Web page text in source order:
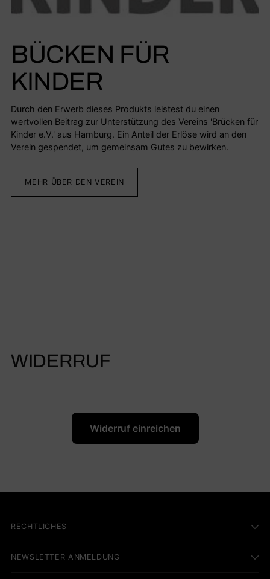
BÜCKEN FÜR
KINDER
Durch den Erwerb dieses Produkts leistest du einen
wertvollen Beitrag zur Unterstützung des Vereins 'Brücken für
Kinder e.V.' aus Hamburg. Ein Anteil der Erlöse wird an den
Verein gespendet, um gemeinsam Gutes zu bewirken.
MEHR ÜBER DEN VEREIN
WIDERRUF
Widerruf einreichen
RECHTLICHES
NEWSLETTER ANMELDUNG